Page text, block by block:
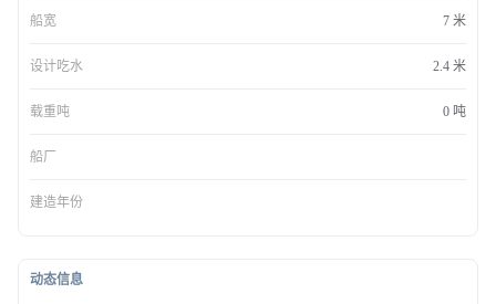
船宽 7 米
设计吃水 2.4 米
载重吨 0 吨
船厂
建造年份
动态信息